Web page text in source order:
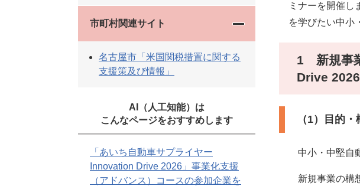
ミナーを開催し
を学びたい中小
1 新規事
Drive 2026
（1）目的・
中小・中堅自
新規事業の構
市町村関連サイト
名古屋市「米国関税措置に関する
支援策及び情報」
AI（人工知能）は
こんなページをおすすめします
「あいち自動車サプライヤー
Innovation Drive 2026」事業化支援
（アドバンス）コースの参加企業を